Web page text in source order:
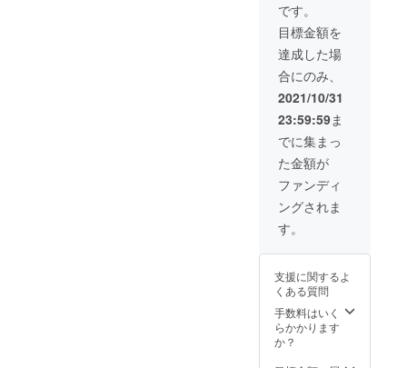
上記ご
了承い
ただき
ますよ
うお願
いいた
しま
す。
「リ
ターン
の権利
の有効
期限：
2023年
すこと
を予め
ご了承
くださ
い。」
恐れ入
ります
が、当
該行為
や治療
費・保
険等に
係るト
生した
も、弊
社では
責任を
負いか
です。
目標金額を
達成した場
合にのみ、
2021/10/31
23:59:59ま
でに集まっ
た金額が
ファンディ
ングされま
す。
支援に関するよ
くある質問
手数料はいく
らかかります
か？